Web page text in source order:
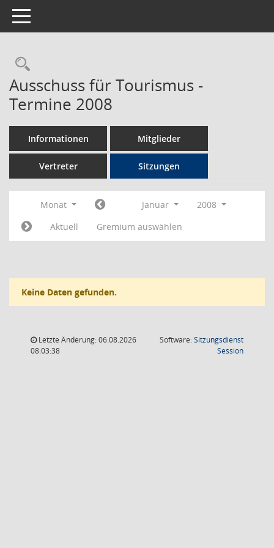
Toggle navigation
Rechercheauswahl
Ausschuss für Tourismus -
Termine 2008
Informationen Mitglieder
Vertreter Sitzungen
Monat Januar
2008
Aktuell
Gremium auswählen
Keine Daten gefunden.
Letzte Änderung: 06.08.2026
08:03:38
Software:Sitzungsdienst
Session(Wird in